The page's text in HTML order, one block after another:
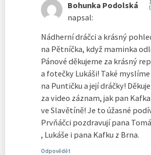
Bohunka Podolská
napsal:
Nádherní dráčci a krásný
na Pětníčka, když maminka
Pánové děkujeme za krásný
a fotečky Lukáši! Také myslíme
na Puntičku a její dráčky!
za video záznam, jak pan
ve Slavětíně! Je to úžasné
Prvňáčci pozdravují pana
, Lukáše i pana Kafku z Brna.
Odpovědět